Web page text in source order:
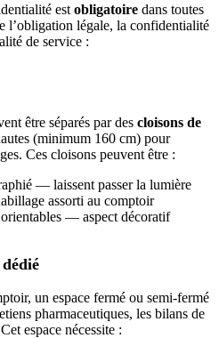
est obligatoire dans toutes
l’obligation légale, la confidentialité
de service :
être séparés par des cloisons de
(minimum 160 cm) pour
Ces cloisons peuvent être :
— laissent passer la lumière
assorti au comptoir
— aspect décoratif
un espace fermé ou semi-fermé
pharmaceutiques, les bilans de
espace nécessite :